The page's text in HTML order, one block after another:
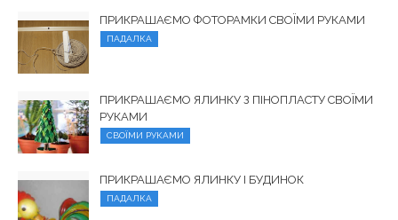
ПРИКРАШАЄМО ФОТОРАМКИ СВОЇМИ РУКАМИ
ПАДАЛКА
ПРИКРАШАЄМО ЯЛИНКУ З ПІНОПЛАСТУ СВОЇМИ
РУКАМИ
СВОЇМИ РУКАМИ
ПРИКРАШАЄМО ЯЛИНКУ І БУДИНОК
ПАДАЛКА